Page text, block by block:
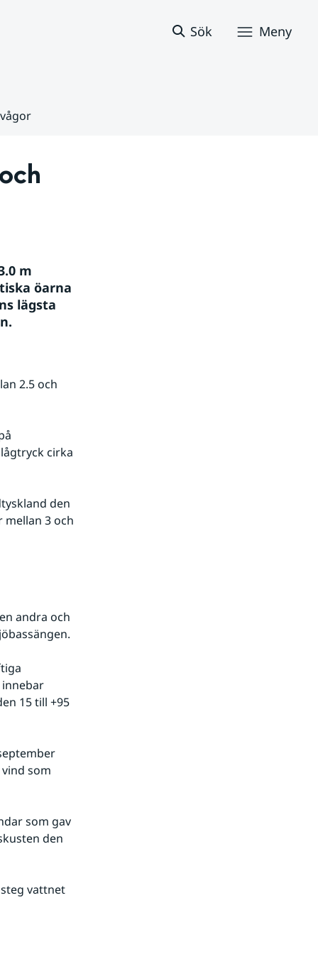
Sök Meny
m
öarna
lägsta
2.5 och
cirka
den
3 och
andra och
15 till +95
som
som gav
den
vattnet